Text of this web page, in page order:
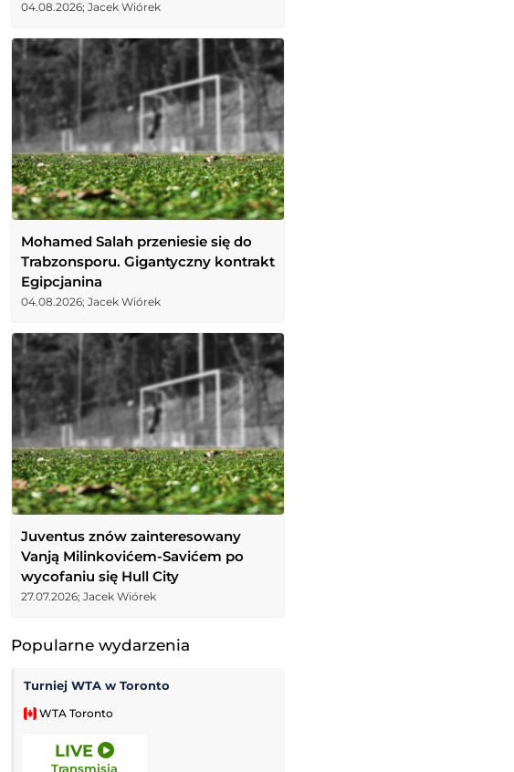
04.08.2026; Jacek Wiórek
Mohamed Salah przeniesie się do
Trabzonsporu. Gigantyczny kontrakt
Egipcjanina
04.08.2026; Jacek Wiórek
Juventus znów zainteresowany
Vanją Milinkovićem-Savićem po
wycofaniu się Hull City
27.07.2026; Jacek Wiórek
Popularne wydarzenia
Turniej WTA w Toronto
WTA Toronto
LIVE
Transmisja